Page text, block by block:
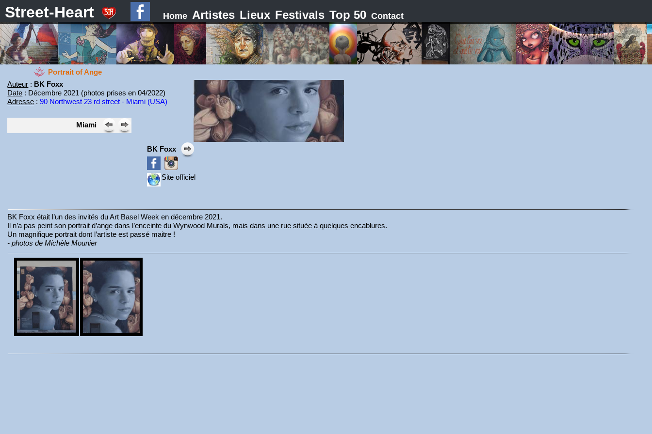
Street-Heart Home Artistes Lieux Festivals Top 50 Contact
Portrait of Ange
Auteur : BK Foxx
Date : Décembre 2021 (photos prises en 04/2022)
Adresse :90 Northwest 23 rd street - Miami (USA)
Miami
BK Foxx
Site officiel
BK Foxx était l’un des invités du Art Basel Week en décembre 2021.
Il n’a pas peint son portrait d’ange dans l’enceinte du Wynwood Murals, mais dans une rue située à quelques encablures.
Un magnifique portrait dont l’artiste est passé maitre !
- photos de Michèle Mounier